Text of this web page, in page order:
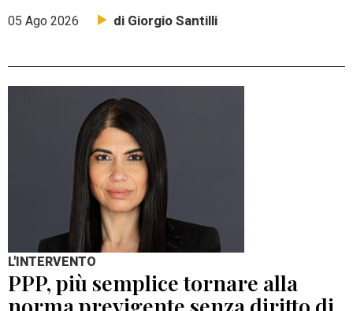
05 Ago 2026 di Giorgio Santilli
L'INTERVENTO
PPP, più semplice tornare alla
norma previgente senza diritto di